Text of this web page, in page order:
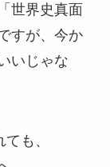
世界史真面
すが、今か
いじゃな
も、